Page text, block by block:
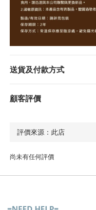
送貨及付款方式
顧客評價
尚未有任何評價